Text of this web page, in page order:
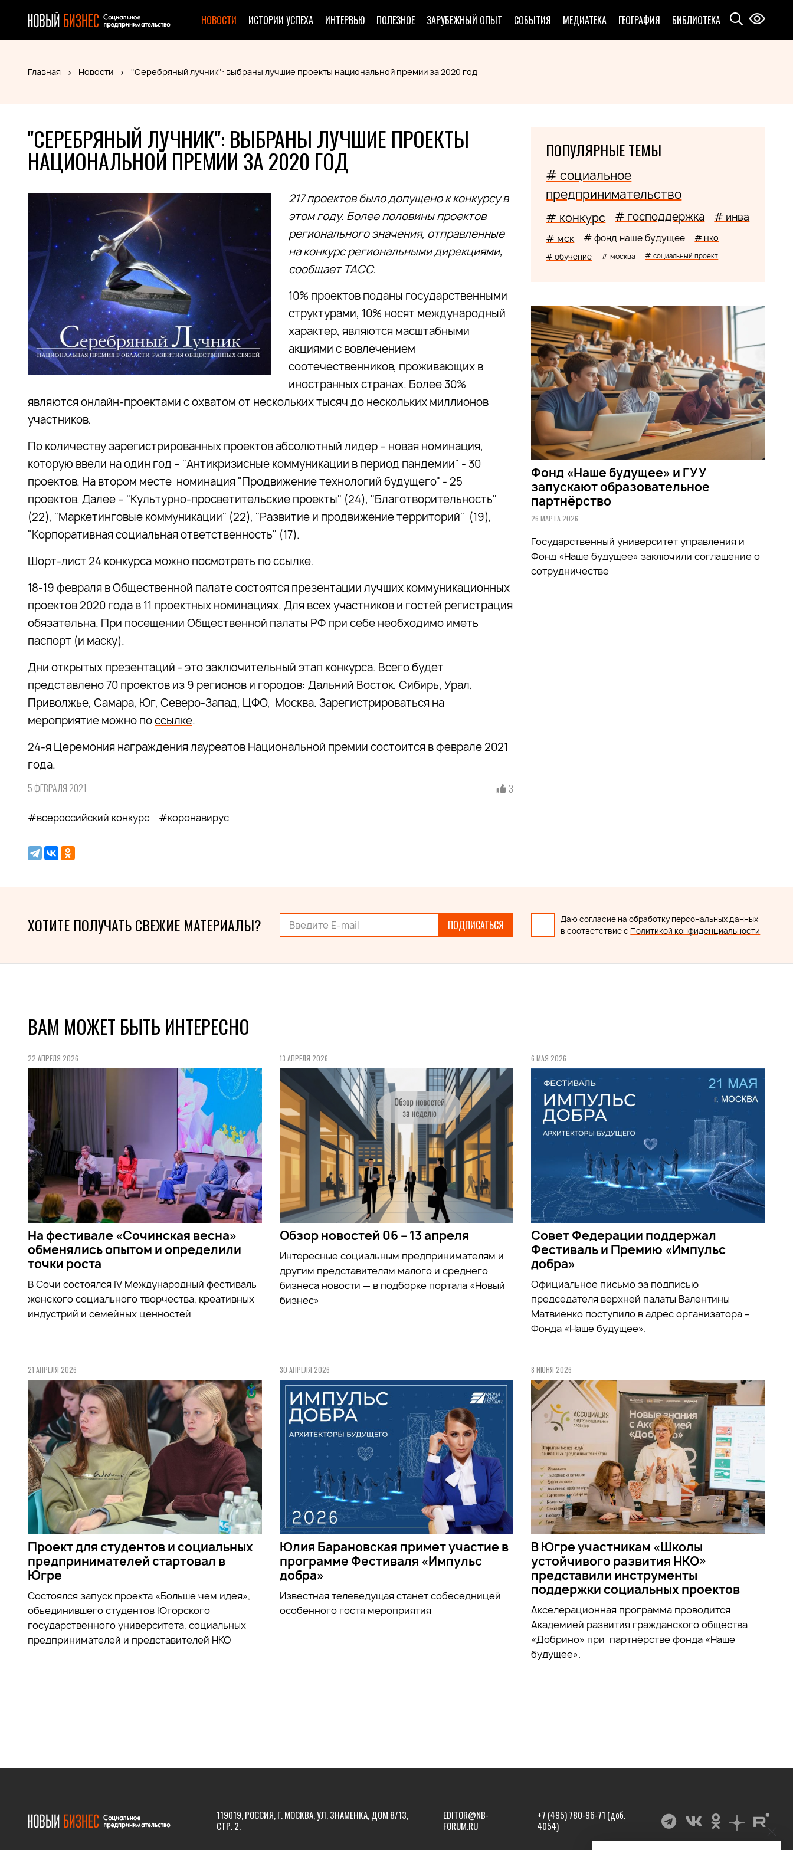
НОВОСТИ ИСТОРИИ УСПЕХА ИНТЕРВЬЮ ПОЛЕЗНОЕ ЗАРУБЕЖНЫЙ ОПЫТ СОБЫТИЯ МЕДИАТЕКА ГЕОГРАФИЯ БИБЛИОТЕКА
Главная Новости "Серебряный лучник": выбраны лучшие проекты национальной премии за 2020 год
"СЕРЕБРЯНЫЙ ЛУЧНИК": ВЫБРАНЫ ЛУЧШИЕ ПРОЕКТЫ
НАЦИОНАЛЬНОЙ ПРЕМИИ ЗА 2020 ГОД
217 проектов было допущено к конкурсу в
этом году. Более половины проектов
регионального значения, отправленные
на конкурс региональными дирекциями,
сообщает ТАСС.
10% проектов поданы государственными
структурами, 10% носят международный
характер, являются масштабными
акциями с вовлечением
соотечественников, проживающих в
иностранных странах. Более 30%
являются онлайн-проектами с охватом от нескольких тысяч до нескольких миллионов
участников.
По количеству зарегистрированных проектов абсолютный лидер – новая номинация,
которую ввели на один год – "Антикризисные коммуникации в период пандемии" - 30
проектов. На втором месте номинация "Продвижение технологий будущего" - 25
проектов. Далее – "Культурно-просветительские проекты" (24), "Благотворительность"
(22), "Маркетинговые коммуникации" (22), "Развитие и продвижение территорий" (19),
"Корпоративная социальная ответственность" (17).
Шорт-лист 24 конкурса можно посмотреть поссылке.
18-19 февраля в Общественной палате состоятся презентации лучших коммуникационных
проектов 2020 года в 11 проектных номинациях. Для всех участников и гостей регистрация
обязательна. При посещении Общественной палаты РФ при себе необходимо иметь
паспорт (и маску).
Дни открытых презентаций - это заключительный этап конкурса. Всего будет
представлено 70 проектов из 9 регионов и городов: Дальний Восток, Сибирь, Урал,
Приволжье, Самара, Юг, Северо-Запад, ЦФО, Москва. Зарегистрироваться на
мероприятие можно поссылке.
24-я Церемония награждения лауреатов Национальной премии состоится в феврале 2021
года.
5 ФЕВРАЛЯ 2021 3
#всероссийский конкурс #коронавирус
ПОПУЛЯРНЫЕ ТЕМЫ
# социальное
предпринимательство
# конкурс # господдержка # инва
# мск # фонд наше будущее # нко
# обучение # москва # социальный проект
Фонд «Наше будущее» и ГУУ
запускают образовательное
партнёрство
26 МАРТА 2026
Государственный университет управления и
Фонд «Наше будущее» заключили соглашение о
сотрудничестве
ХОТИТЕ ПОЛУЧАТЬ СВЕЖИЕ МАТЕРИАЛЫ? ПОДПИСАТЬСЯ Даю согласие наобработку персональных данных
в соответствие с Политикой конфиденциальности
ВАМ МОЖЕТ БЫТЬ ИНТЕРЕСНО
22 АПРЕЛЯ 2026
На фестивале «Сочинская весна»
обменялись опытом и определили
точки роста
В Сочи состоялся IV Международный фестиваль
женского социального творчества, креативных
индустрий и семейных ценностей
13 АПРЕЛЯ 2026
Обзор новостей 06 – 13 апреля
Интересные социальным предпринимателям и
другим представителям малого и среднего
бизнеса новости — в подборке портала «Новый
бизнес»
6 МАЯ 2026
Совет Федерации поддержал
Фестиваль и Премию «Импульс
добра»
Официальное письмо за подписью
председателя верхней палаты Валентины
Матвиенко поступило в адрес организатора –
Фонда «Наше будущее».
21 АПРЕЛЯ 2026
Проект для студентов и социальных
предпринимателей стартовал в
Югре
Состоялся запуск проекта «Больше чем идея»,
объединившего студентов Югорского
государственного университета, социальных
предпринимателей и представителей НКО
30 АПРЕЛЯ 2026
Юлия Барановская примет участие в
программе Фестиваля «Импульс
добра»
Известная телеведущая станет собеседницей
особенного гостя мероприятия
8 ИЮНЯ 2026
В Югре участникам «Школы
устойчивого развития НКО»
представили инструменты
поддержки социальных проектов
Акселерационная программа проводится
Академией развития гражданского общества
«Добрино» при партнёрстве фонда «Наше
будущее».
119019, РОССИЯ, Г. МОСКВА, УЛ. ЗНАМЕНКА, ДОМ 8/13,
СТР. 2.
EDITOR@NB-
FORUM.RU
+7 (495) 780-96-71 (доб.
4054)